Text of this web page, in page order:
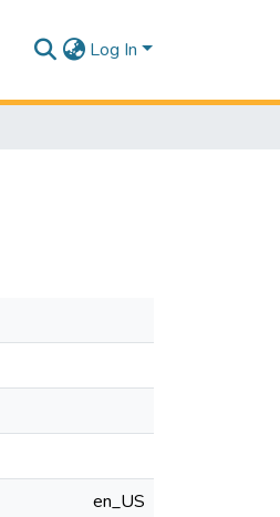
Log In
en_US